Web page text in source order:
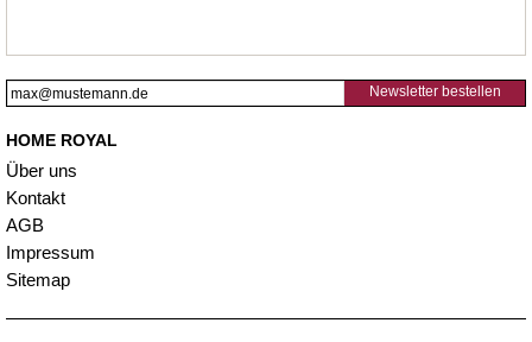
Newsletter bestellen
HOME ROYAL
Über uns
Kontakt
AGB
Impressum
Sitemap